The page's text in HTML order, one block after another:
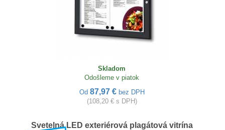
Skladom
Odošleme v piatok
Od 87,97 € bez DPH
(108,20 € s DPH)
Svetelná LED exteriérová plagátová vitrína